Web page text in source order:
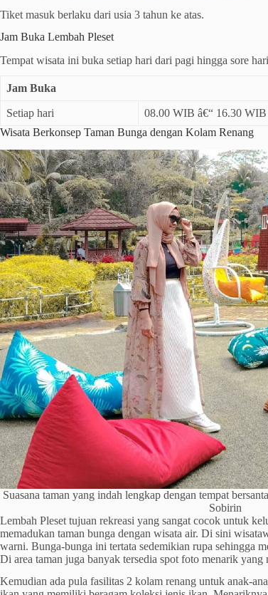
Tiket masuk berlaku dari usia 3 tahun ke atas.
Jam Buka Lembah Pleset
Tempat wisata ini buka setiap hari dari pagi hingga sore
Jam Buka
Setiap hari
08.00 WIB â€“ 16.30 WIB
Wisata Berkonsep Taman Bunga dengan Kolam Renang
Suasana taman yang indah lengkap dengan tempat
Sobirin
Lembah Pleset tujuan rekreasi yang sangat cocok untuk
memadukan taman bunga dengan wisata air. Di sini
warni. Bunga-bunga ini tertata sedemikian rupa sehingga
Di area taman juga banyak tersedia spot foto menarik yang
Kemudian ada pula fasilitas 2 kolam renang untuk anak-